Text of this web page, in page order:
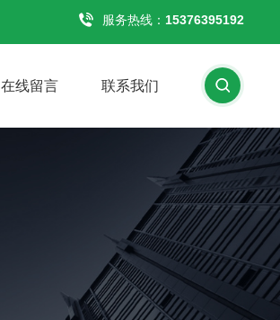
服务热线： 15376395192
在线留言 联系我们